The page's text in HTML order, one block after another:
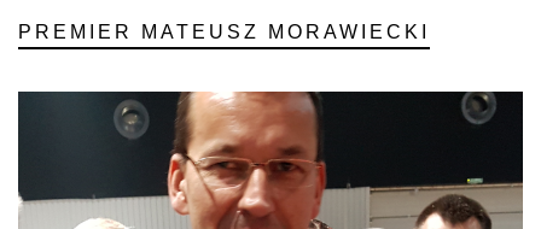
PREMIER MATEUSZ MORAWIECKI